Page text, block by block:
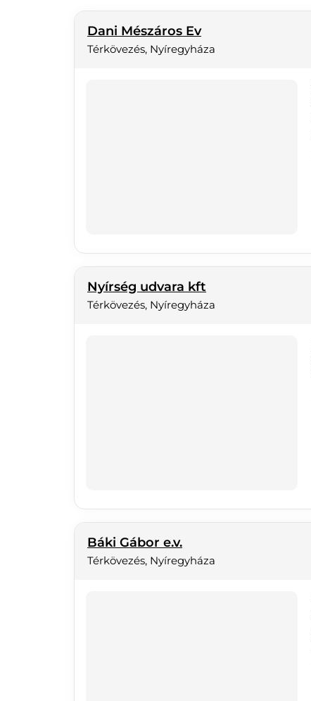
Dani Mészáros Ev
Térkövezés, Nyíregyháza
Nyírség udvara kft
Térkövezés, Nyíregyháza
Báki Gábor e.v.
Térkövezés, Nyíregyháza